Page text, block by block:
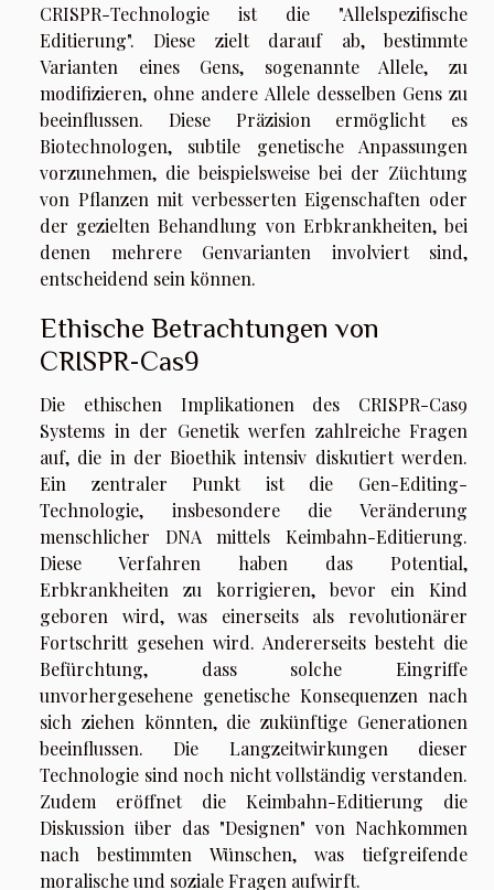
CRISPR-Technologie ist die "Allelspezifische
Editierung". Diese zielt darauf ab, bestimmte
Varianten eines Gens, sogenannte Allele, zu
modifizieren, ohne andere Allele desselben Gens zu
beeinflussen. Diese Präzision ermöglicht es
Biotechnologen, subtile genetische Anpassungen
vorzunehmen, die beispielsweise bei der Züchtung
von Pflanzen mit verbesserten Eigenschaften oder
der gezielten Behandlung von Erbkrankheiten, bei
denen mehrere Genvarianten involviert sind,
entscheidend sein können.
Ethische Betrachtungen von
CRISPR-Cas9
Die ethischen Implikationen des CRISPR-Cas9
Systems in der Genetik werfen zahlreiche Fragen
auf, die in der Bioethik intensiv diskutiert werden.
Ein zentraler Punkt ist die Gen-Editing-
Technologie, insbesondere die Veränderung
menschlicher DNA mittels Keimbahn-Editierung.
Diese Verfahren haben das Potential,
Erbkrankheiten zu korrigieren, bevor ein Kind
geboren wird, was einerseits als revolutionärer
Fortschritt gesehen wird. Andererseits besteht die
Befürchtung, dass solche Eingriffe
unvorhergesehene genetische Konsequenzen nach
sich ziehen könnten, die zukünftige Generationen
beeinflussen. Die Langzeitwirkungen dieser
Technologie sind noch nicht vollständig verstanden.
Zudem eröffnet die Keimbahn-Editierung die
Diskussion über das "Designen" von Nachkommen
nach bestimmten Wünschen, was tiefgreifende
moralische und soziale Fragen aufwirft.